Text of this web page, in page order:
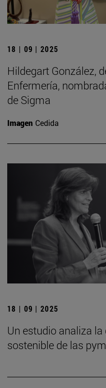
18 | 09 | 2025
Hildegart González,
Enfermería,
de Sigma
Imagen Cedida
18 | 09 | 2025
Un estudio analiza
sostenible de las